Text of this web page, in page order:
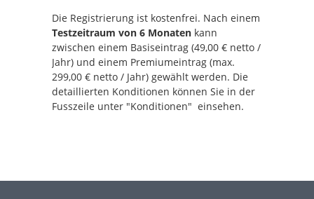
Die Registrierung ist kostenfrei. Nach einem
Testzeitraum von 6 Monaten kann
zwischen einem Basiseintrag (49,00 € netto /
Jahr) und einem Premiumeintrag (max.
299,00 € netto / Jahr) gewählt werden. Die
detaillierten Konditionen können Sie in der
Fusszeile unter "Konditionen" einsehen.